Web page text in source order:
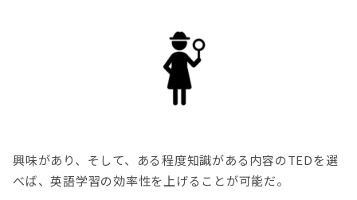
興味があり、そして、ある程度知識がある内容のTEDを選
べば、英語学習の効率性を上げることが可能だ。